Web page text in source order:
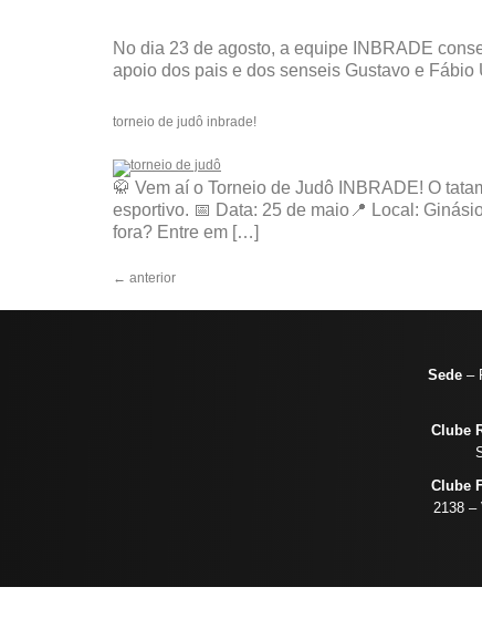
No dia 23 de agosto, a equipe INBRADE
apoio dos pais e dos senseis Gustavo e
torneio de judô inbrade!
🥋 Vem aí o Torneio de Judô INBRADE! O
esportivo. 📅 Data: 25 de maio📍 Local:
fora? Entre em […]
← anterior
Sede –
Clube
Clube
2138 –